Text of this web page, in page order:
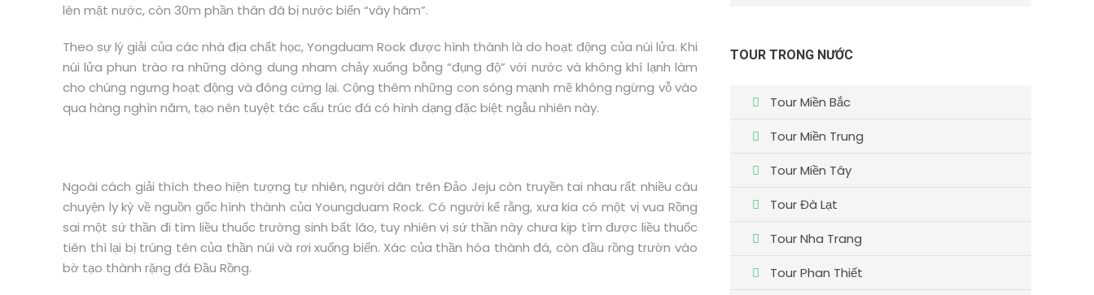
lên mặt nước, còn 30m phần thân đã bị nước biển “vây hãm”.
Theo sự lý giải của các nhà địa chất học, Yongduam Rock được hình thành là do hoạt động của núi lửa. Khi
núi lửa phun trào ra những dòng dung nham chảy xuống bỗng “đụng độ” với nước và không khí lạnh làm
cho chúng ngưng hoạt động và đông cứng lại. Cộng thêm những con sóng mạnh mẽ không ngừng vỗ vào
qua hàng nghìn năm, tạo nên tuyệt tác cấu trúc đá có hình dạng đặc biệt ngẫu nhiên này.
Ngoài cách giải thích theo hiện tượng tự nhiên, người dân trên Đảo Jeju còn truyền tai nhau rất nhiều câu
chuyện ly kỳ về nguồn gốc hình thành của Youngduam Rock. Có người kể rằng, xưa kia có một vị vua Rồng
sai một sứ thần đi tìm liều thuốc trường sinh bất lão, tuy nhiên vị sứ thần này chưa kịp tìm được liều thuốc
tiên thì lại bị trúng tên của thần núi và rơi xuống biển. Xác của thần hóa thành đá, còn đầu rồng trườn vào
bờ tạo thành rặng đá Đầu Rồng.
TOUR TRONG NƯỚC
Tour Miền Bắc
Tour Miền Trung
Tour Miền Tây
Tour Đà Lạt
Tour Nha Trang
Tour Phan Thiết